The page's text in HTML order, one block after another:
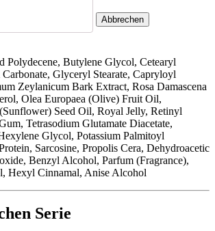
Abbrechen
Polydecene, Butylene Glycol, Cetearyl
Glyceryl Stearate, Capryloyl
Zeylanicum Bark Extract, Rosa Damascena
Olea Europaea (Olive) Fruit Oil,
Seed Oil, Royal Jelly, Retinyl
Tetrasodium Glutamate Diacetate,
Glycol, Potassium Palmitoyl
Sarcosine, Propolis Cera, Dehydroacetic
Benzyl Alcohol, Parfum (Fragrance),
Hexyl Cinnamal, Anise Alcohol
Serie